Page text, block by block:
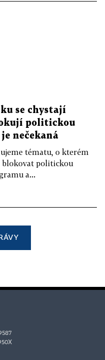
se chystají
politickou
nečekaná
tématu, o kterém
blokovat politickou
a...